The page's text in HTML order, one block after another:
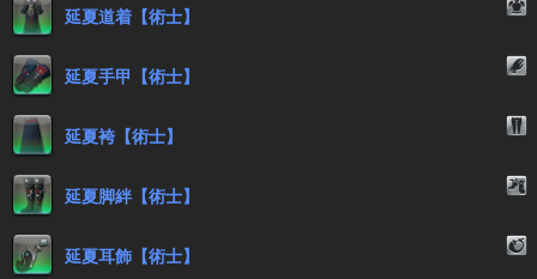
延夏道着【術士】
延夏手甲【術士】
延夏袴【術士】
延夏脚絆【術士】
延夏耳飾【術士】